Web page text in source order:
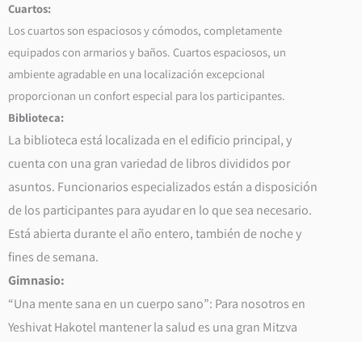
Cuartos:
Los cuartos son espaciosos y cómodos, completamente
equipados con armarios y baños. Cuartos espaciosos, un
ambiente agradable en una localización excepcional
proporcionan un confort especial para los participantes.
Biblioteca:
La biblioteca está localizada en el edificio principal, y
cuenta con una gran variedad de libros divididos por
asuntos. Funcionarios especializados están a disposición
de los participantes para ayudar en lo que sea necesario.
Está abierta durante el año entero, también de noche y
fines de semana.
Gimnasio:
“Una mente sana en un cuerpo sano”: Para nosotros en
Yeshivat Hakotel mantener la salud es una gran Mitzva